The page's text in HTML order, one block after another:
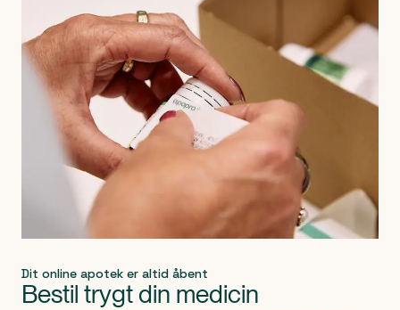
Dit online apotek er altid åbent
Bestil trygt din medicin